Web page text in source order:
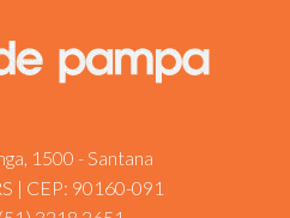
1500 - Santana
| CEP: 90160-091